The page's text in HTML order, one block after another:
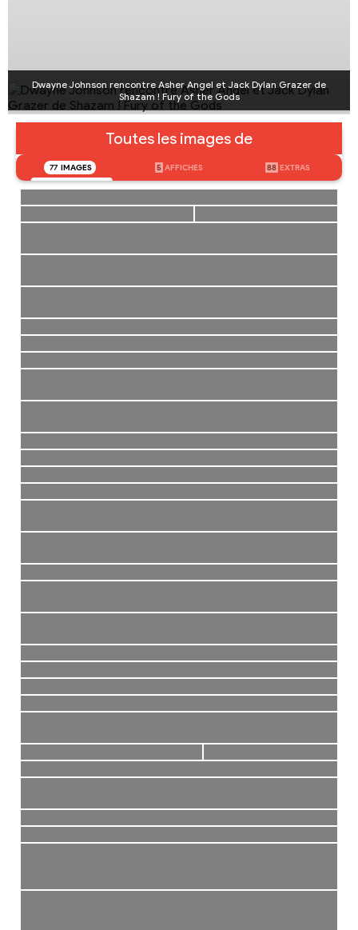
Dwayne Johnson rencontre Asher Angel et Jack Dylan Grazer de
Shazam ! Fury of the Gods
Toutes les images de
77 IMAGES 5 AFFICHES 88 EXTRAS